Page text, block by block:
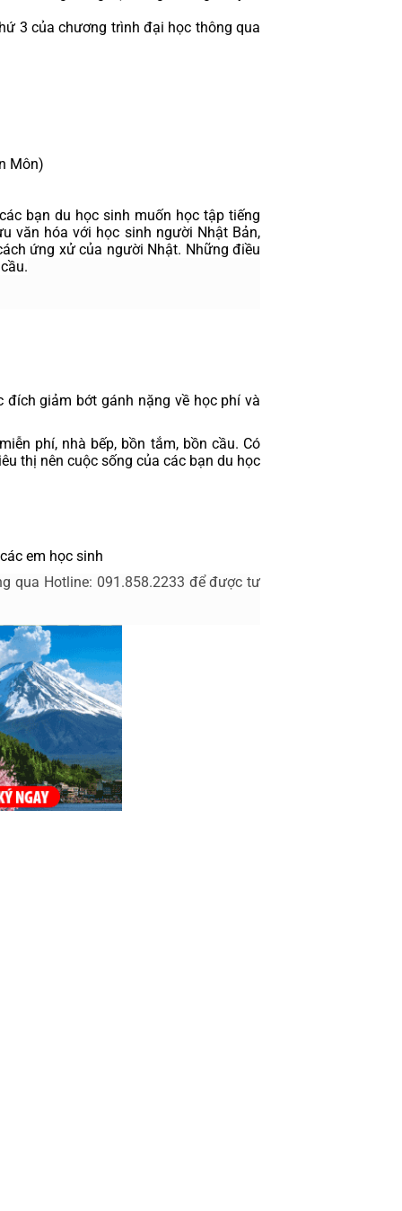
3 của chương trình đại học thông qua
Môn)
bạn du học sinh muốn học tập tiếng
văn hóa với học sinh người Nhật Bản,
ứng xử của người Nhật. Những điều
giảm bớt gánh nặng về học phí và
phí, nhà bếp, bồn tắm, bồn cầu. Có
thị nên cuộc sống của các bạn du học
em học sinh
qua Hotline: 091.858.2233 để được tư